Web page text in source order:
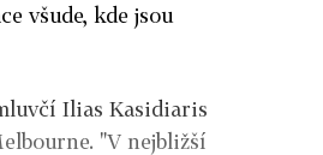
všude, kde jsou
Ilias Kasidiaris
"V nejbližší